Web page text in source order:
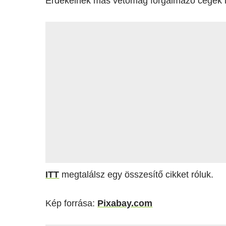
ITT megtalálsz egy összesítő cikket róluk.
Kép forrása: Pixabay.com